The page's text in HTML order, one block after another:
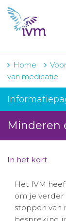
VMI
FTO
IVM-
Projecten
Contact
Home
van medicatie
Minderen
In het kort
Het IVM
om je
stoppen van